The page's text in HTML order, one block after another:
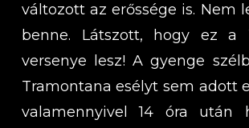
változott az erőssége is. Nem
benne. Látszott, hogy ez a
versenye lesz! A gyenge
Tramontana esélyt sem adott
valamennyivel 14 óra után